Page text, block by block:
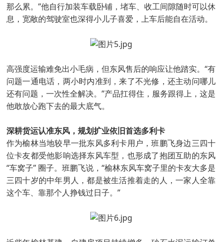
那么累。”他自行加装车载卧铺，堵车、收工间隙随时可以休
息，宽敞的驾驶室也深得小儿子喜爱，上车后能自在活动。
高强度运输难免出小毛病，但东风售后的响应让他踏实。“有
问题一通电话，两小时内准到，来了不光修，还主动问哪儿
还有问题，一次性全解决。”产品扛得住，服务跟得上，这是
他敢放心跑下去的最大底气。
深耕货运认准东风，规划扩业依旧首选多利卡
作为榆林当地较早一批东风多利卡用户，班鹏飞身边三四十
位卡友都受他影响选择东风车型，也形成了抱团互助的东风
“车窝子” 圈子。班鹏飞说，“榆林东风车窝子里的卡友大多是
三四十岁的中年男人，都是被生活推着走的人，一家人全靠
这个车、靠那个人挣钱过日子。”